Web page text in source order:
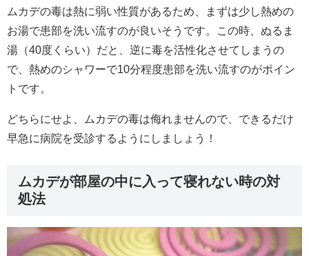
ムカデの毒は熱に弱い性質があるため、まずは少し熱めの
お湯で患部を洗い流すのが良いそうです。この時、ぬるま
湯（40度くらい）だと、逆に毒を活性化させてしまうの
で、熱めのシャワーで10分程度患部を洗い流すのがポイン
トです。
どちらにせよ、ムカデの毒は侮れませんので、できるだけ
早急に病院を受診するようにしましょう！
ムカデが部屋の中に入って寝れない時の対
処法